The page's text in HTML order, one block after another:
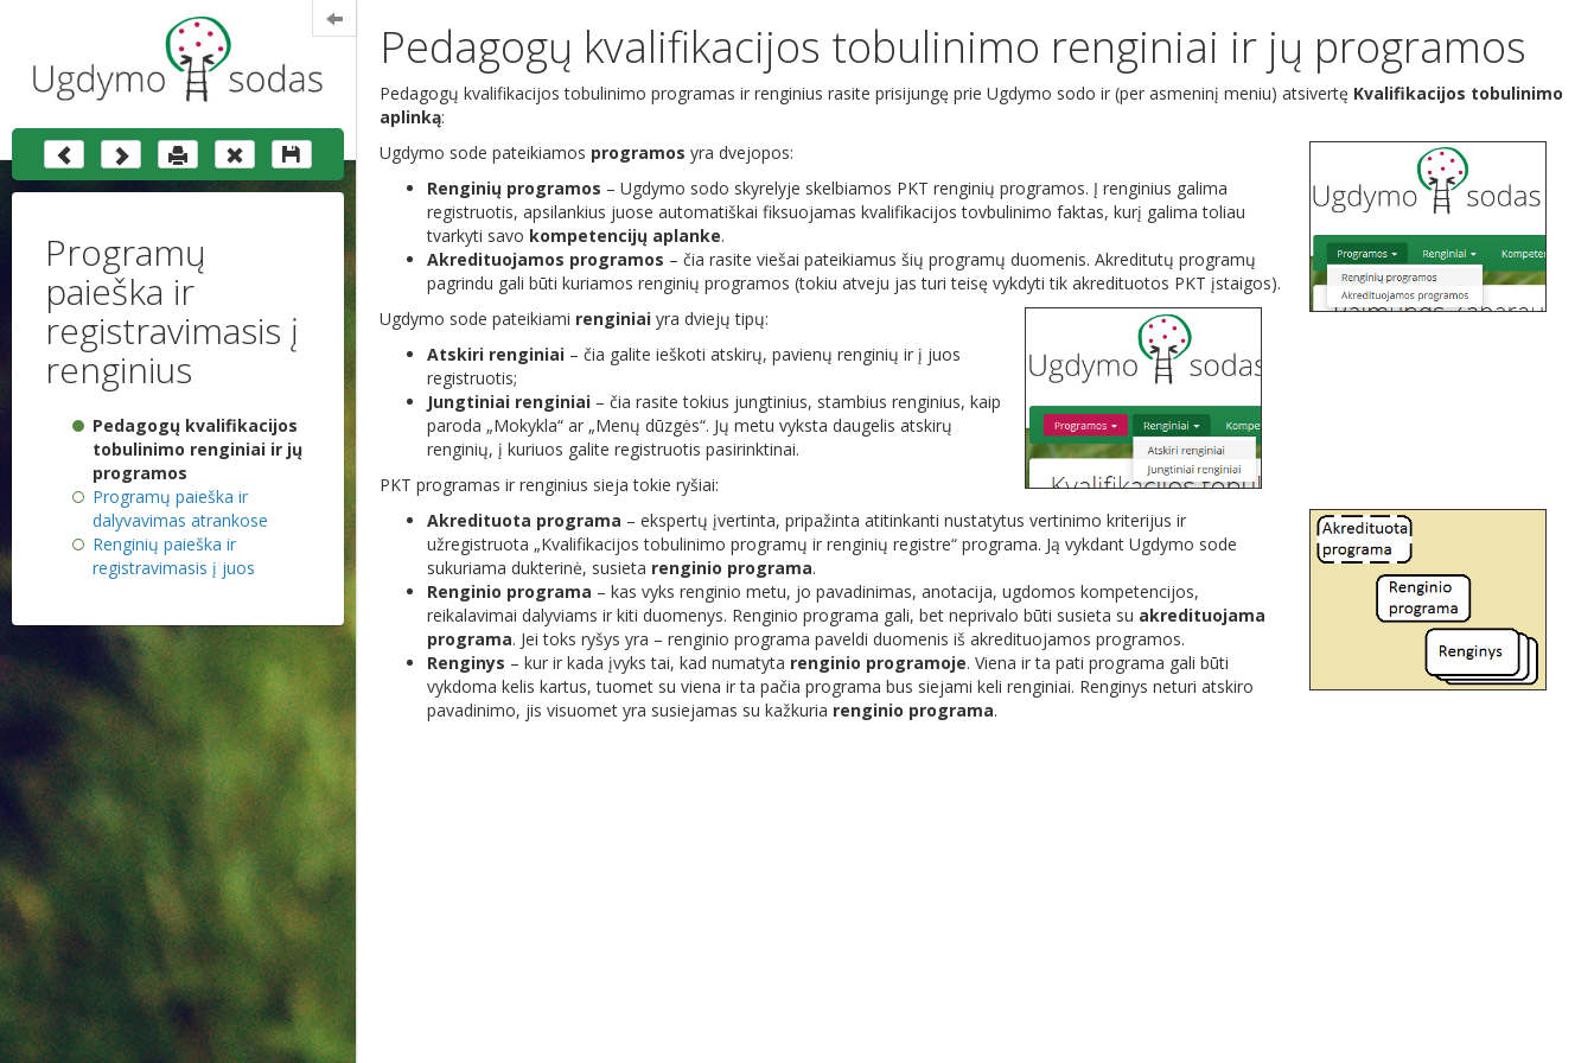
Programų
paieška ir
registravimasis į
renginius
Pedagogų kvalifikacijos
tobulinimo renginiai ir jų
programos
Programų paieška ir
dalyvavimas atrankose
Renginių paieška ir
registravimasis į juos